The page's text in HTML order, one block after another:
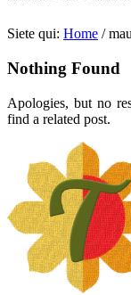
Siete qui: Home /
Nothing Found
Apologies, but no
find a related post.